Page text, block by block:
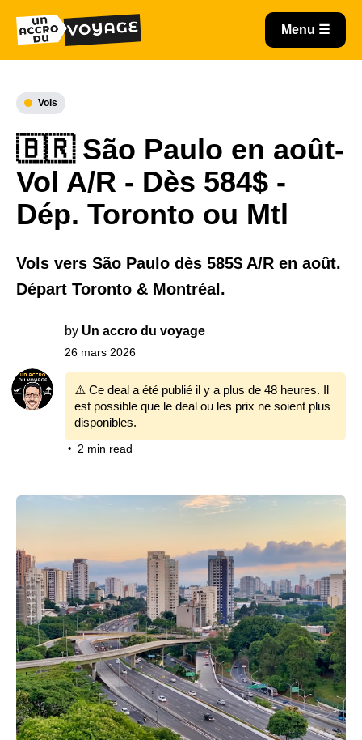
Vols
🇧🇷 São Paulo en août-
Vol A/R - Dès 584$ -
Dép. Toronto ou Mtl
Vols vers São Paulo dès 585$ A/R en août.
Départ Toronto & Montréal.
by Un accro du voyage
26 mars 2026
⚠️ Ce deal a été publié il y a plus de 48 heures. Il
est possible que le deal ou les prix ne soient plus
disponibles.
• 2 min read